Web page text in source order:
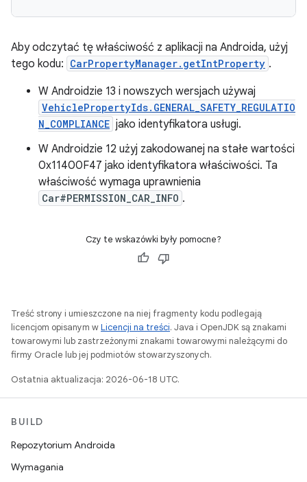
Aby odczytać tę właściwość z aplikacji na Androida, użyj
tego kodu: CarPropertyManager.getIntProperty .
W Androidzie 13 i nowszych wersjach używaj
VehiclePropertyIds.GENERAL_SAFETY_REGULATIO
N_COMPLIANCE jako identyfikatora usługi.
W Androidzie 12 użyj zakodowanej na stałe wartości
0x11400F47 jako identyfikatora właściwości. Ta
właściwość wymaga uprawnienia
Car#PERMISSION_CAR_INFO .
Czy te wskazówki były pomocne?
Treść strony i umieszczone na niej fragmenty kodu podlegają
licencjom opisanym wLicencji na treści. Java i OpenJDK są znakami
towarowymi lub zastrzeżonymi znakami towarowymi należącymi do
firmy Oracle lub jej podmiotów stowarzyszonych.
Ostatnia aktualizacja: 2026-06-18 UTC.
BUILD
Repozytorium Androida
Wymagania